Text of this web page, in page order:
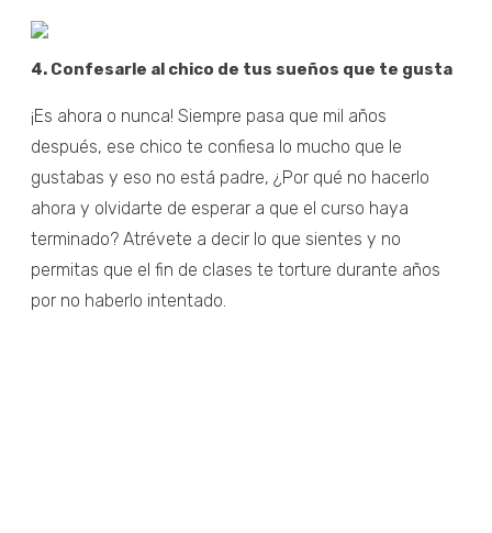
4. Confesarle al chico de tus sueños que te gusta
¡Es ahora o nunca! Siempre pasa que mil años
después, ese chico te confiesa lo mucho que le
gustabas y eso no está padre, ¿Por qué no hacerlo
ahora y olvidarte de esperar a que el curso haya
terminado? Atrévete a decir lo que sientes y no
permitas que el fin de clases te torture durante años
por no haberlo intentado.